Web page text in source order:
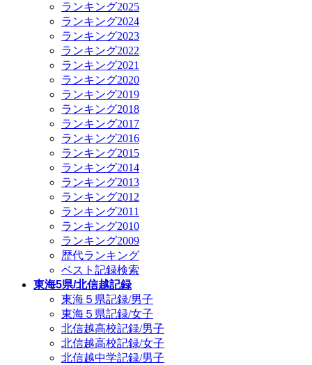
ランキング2025
ランキング2024
ランキング2023
ランキング2022
ランキング2021
ランキング2020
ランキング2019
ランキング2018
ランキング2017
ランキング2016
ランキング2015
ランキング2014
ランキング2013
ランキング2012
ランキング2011
ランキング2010
ランキング2009
歴代ランキング
ベスト記録検索
東海5県/北信越記録
東海５県記録/男子
東海５県記録/女子
北信越高校記録/男子
北信越高校記録/女子
北信越中学記録/男子